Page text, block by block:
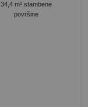
34,4 m² stambene
površine